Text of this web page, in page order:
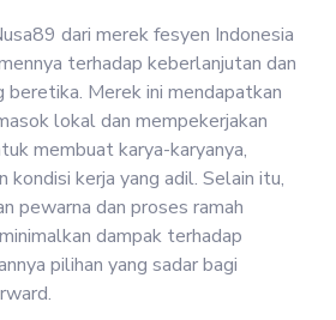
dari merek fesyen Indonesia
terhadap keberlanjutan dan
beretika. Merek ini mendapatkan
lokal dan mempekerjakan
membuat karya-karyanya,
kondisi kerja yang adil. Selain itu,
pewarna dan proses ramah
dampak terhadap
pilihan yang sadar bagi